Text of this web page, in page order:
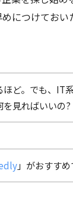
につけておい
ほど。でも、IT
を見ればいいの?
」がおすすめ